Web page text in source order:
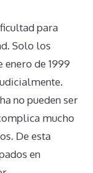
para
Solo los
de 1999
no pueden ser
mucho
De esta
en